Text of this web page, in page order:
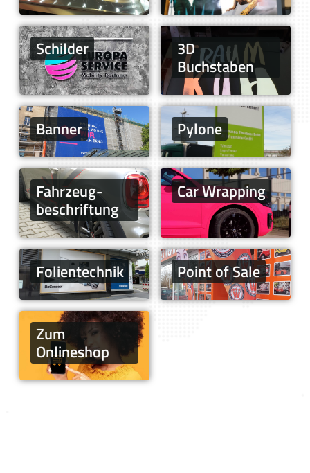
Schilder 3D
Buchstaben
Banner Pylone
Fahrzeug­
beschriftung
Car Wrapping
Folien­technik Point of Sale
Zum
Onlineshop